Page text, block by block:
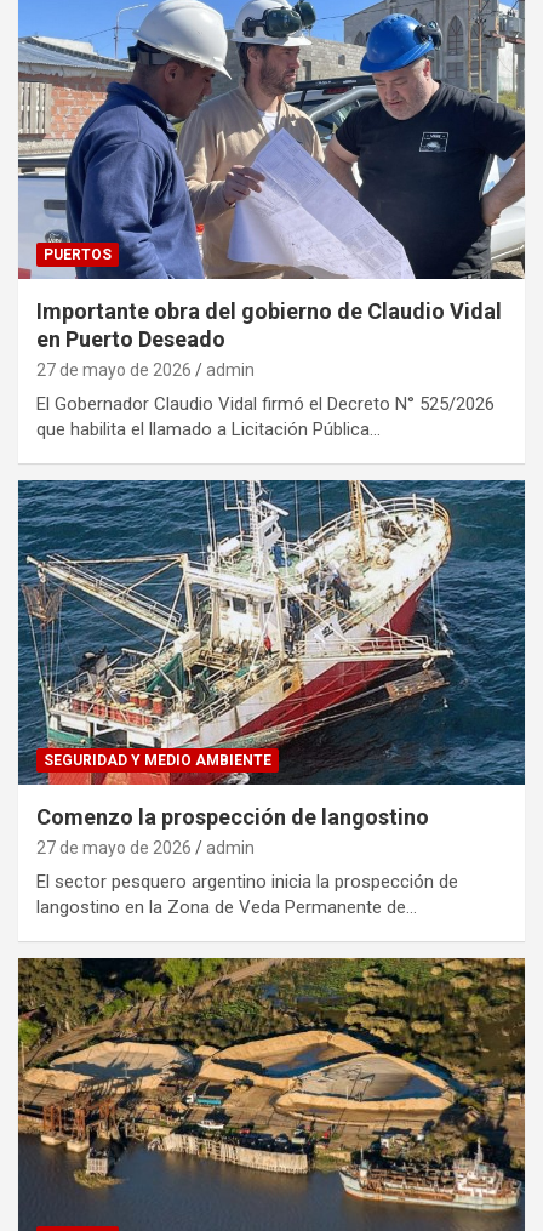
PUERTOS
Importante obra del gobierno de Claudio Vidal
en Puerto Deseado
27 de mayo de 2026 admin
El Gobernador Claudio Vidal firmó el Decreto N° 525/2026
que habilita el llamado a Licitación Pública…
SEGURIDAD Y MEDIO AMBIENTE
Comenzo la prospección de langostino
27 de mayo de 2026 admin
El sector pesquero argentino inicia la prospección de
langostino en la Zona de Veda Permanente de…